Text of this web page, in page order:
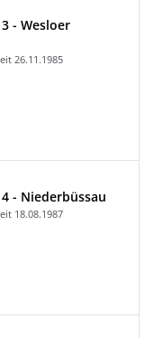
- Wesloer
26.11.1985
- Niederbüssau
18.08.1987